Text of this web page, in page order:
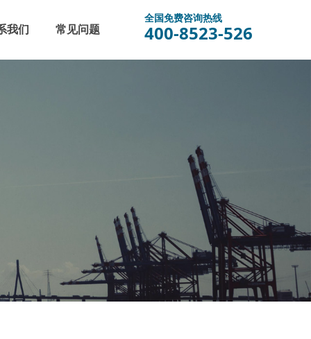
我们 常见问题
全国免费咨询热线
400-8523-526